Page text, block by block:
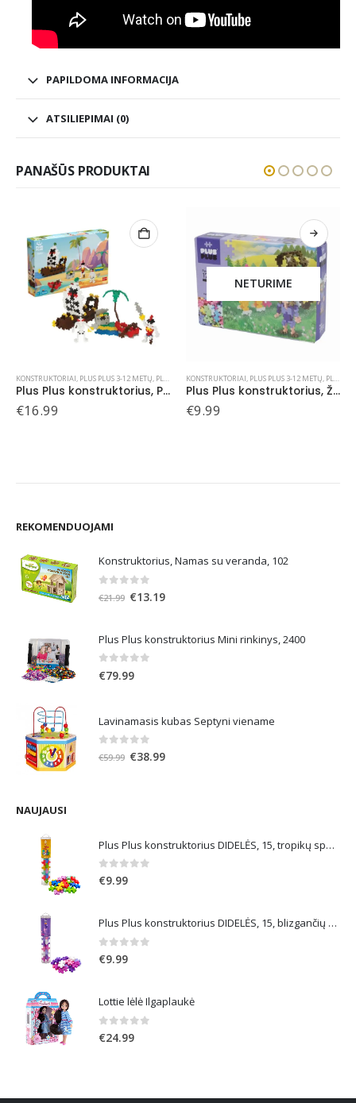
PAPILDOMA INFORMACIJA
ATSILIEPIMAI (0)
PANAŠŪS PRODUKTAI
KONSTRUKTORIAI, PLUS PLUS 3-12 METŲ, PLUS PLUS KONSTRUKTORIAI
Plus Plus konstruktorius, Piratai, 360 det.
€16.99
NETURIME
KONSTRUKTORIAI, PLUS PLUS 3-12 METŲ, PLUS PLUS KONSTRUKTORIAI
Plus Plus konstruktorius, Žirgas su karieta, 170
€9.99
REKOMENDUOJAMI
Konstruktorius, Namas su veranda, 102
out of 5
€21.99 Original
€21.99.
€13.19Current
€13.19.
Plus Plus konstruktorius Mini rinkinys, 2400
0out of 5
€79.99
Lavinamasis kubas Septyni viename
out of 5
€59.99 Original
€38.99Current
NAUJAUSI
Plus Plus konstruktorius DIDELĖS, 15, tropikų spalvos
0out of 5
€9.99
Plus Plus konstruktorius DIDELĖS, 15, blizgančių spalvų
0out of 5
€9.99
Lottie lėlė Ilgaplaukė
0 out of 5
€24.99